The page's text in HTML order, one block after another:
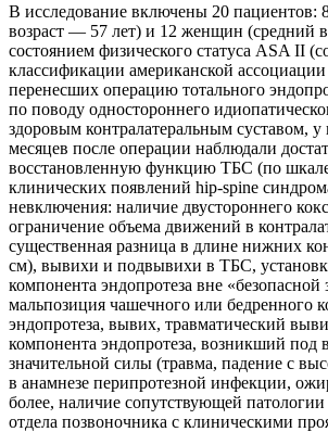
В исследование включены 20 пациентов:
возраст — 57 лет) и 12 женщин (средний
состоянием физического статуса ASA II
классификации американской ассоциации
перенесших операцию тотального
по поводу одностороннего
здоровым контралатеральным суставом, у
месяцев после операции наблюдали
восстановленную функцию ТБС (по
клинических появлений hip-spine
невключения: наличие двустороннего
ограничение объема движений в
существенная разница в длине нижних
см), вывихи и подвывихи в ТБС,
компонента эндопротеза вне
мальпозиция чашечного или бедренного
эндопротеза, вывих, травматический
компонента эндопротеза, возникший под
значительной силы (травма, падение с
в анамнезе перипротезной инфекции,
более, наличие сопутствующей
отдела позвоночника с клиническими